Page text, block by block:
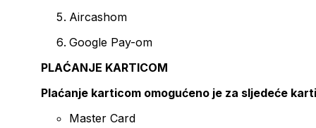
Aircashom
Google Pay-om
PLAĆANJE KARTICOM
Plaćanje karticom omogućeno je za sljedeće
Master Card